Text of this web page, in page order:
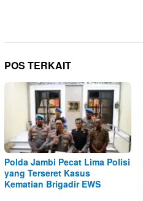
POS TERKAIT
Polda Jambi Pecat Lima Polisi
yang Terseret Kasus
Kematian Brigadir EWS